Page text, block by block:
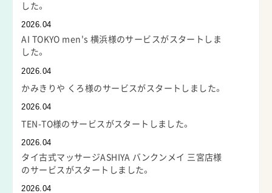
した。
2026.04
AI TOKYO men's 横浜様のサービスがスタートしま
した。
2026.04
かみきりや くろ様のサービスがスタートしました。
2026.04
TEN-TO様のサービスがスタートしました。
2026.04
タイ古式マッサージASHIYA バンクンメイ 三宮店様
のサービスがスタートしました。
2026.04